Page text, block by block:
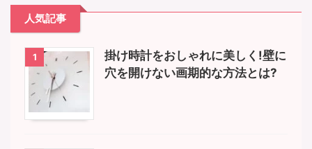
人気記事
1
掛け時計をおしゃれに美しく!壁に
穴を開けない画期的な方法とは?